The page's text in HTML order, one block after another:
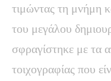
τιμώντας τη μνήμη
του μεγάλου
σφραγίστηκε με τα
τοιχογραφίας που